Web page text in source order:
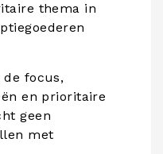
thema in
de focus,
en prioritaire
geen
met